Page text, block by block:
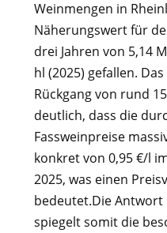
Weinmengen in
Näherungswert für
drei Jahren von 5,14
hl (2025) gefallen.
Rückgang von rund
deutlich, dass die
Fassweinpreise
konkret von 0,95 €/l
2025, was einen
bedeutet.Die
spiegelt somit die